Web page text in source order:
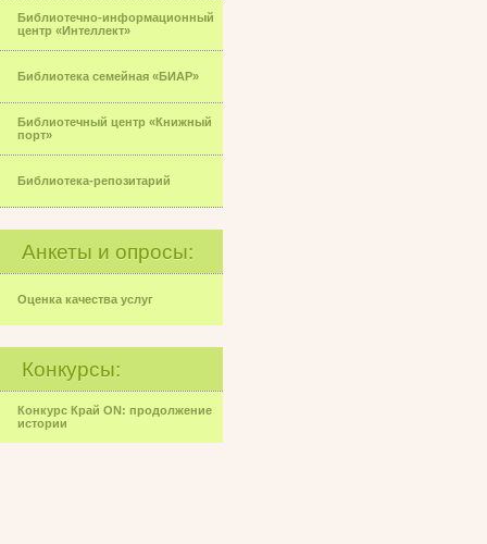
Библиотечно-информационный
центр «Интеллект»
Библиотека семейная «БИАР»
Библиотечный центр «Книжный
порт»
Библиотека-репозитарий
Анкеты и опросы:
Оценка качества услуг
Конкурсы:
Конкурс Край ON: продолжение
истории